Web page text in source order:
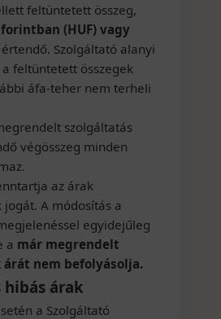
feltüntetett összeg,
(HUF) vagy
értendő. Szolgáltató alanyi
feltüntetett összegek
áfa-teher nem terheli
szolgáltatás
végösszeg minden
az árak
A módosítás a
egyidejűleg
a már megrendelt
árát nem befolyásolja.
árak
a Szolgáltató